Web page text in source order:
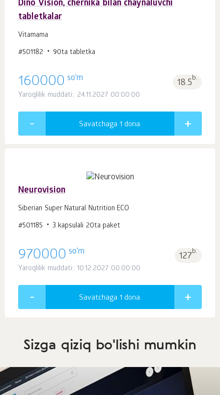
Dino Vision, chernika bilan chaynaluvchi
tabletkalar
Vitamama
#501182 90ta tabletka
160000 so'm 18.5b.
Yaroqlilik muddati:: 24.11.2027 00:00:00
Savatchaga 1 dona.
Neurovision
Siberian Super Natural Nutrition ECO
#501185 3 kapsulali 20ta paket
970000 so'm 127b.
Yaroqlilik muddati:: 10.12.2027 00:00:00
Savatchaga 1 dona.
Sizga qiziq bo'lishi mumkin